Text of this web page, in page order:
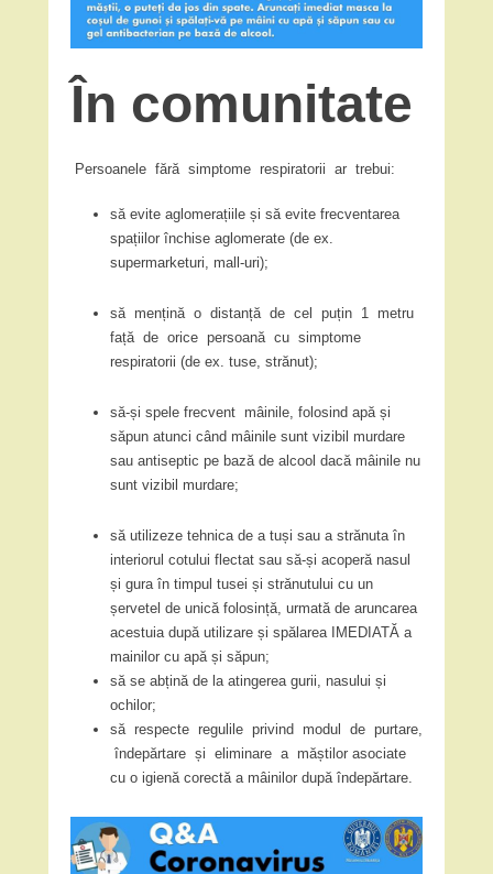
În comunitate
Persoanele fără simptome respiratorii ar trebui:
să evite aglomerațiile și să evite frecventarea
spațiilor închise aglomerate (de ex.
supermarketuri, mall-uri);
să mențină o distanță de cel puțin 1 metru
față de orice persoană cu simptome
respiratorii (de ex. tuse, strănut);
să-și spele frecvent mâinile, folosind apă și
săpun atunci când mâinile sunt vizibil murdare
sau antiseptic pe bază de alcool dacă mâinile nu
sunt vizibil murdare;
să utilizeze tehnica de a tuși sau a strănuta în
interiorul cotului flectat sau să-și acoperă nasul
și gura în timpul tusei și strănutului cu un
șervetel de unică folosință, urmată de aruncarea
acestuia după utilizare și spălarea IMEDIATĂ a
mainilor cu apă și săpun;
să se abțină de la atingerea gurii, nasului și
ochilor;
să respecte regulile privind modul de purtare,
îndepărtare și eliminare a măștilor asociate
cu o igienă corectă a mâinilor după îndepărtare.